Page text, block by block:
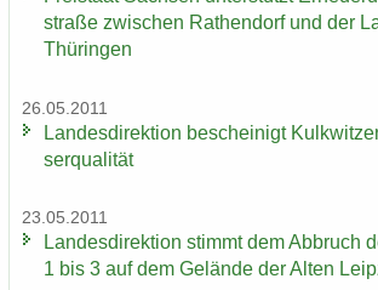
stra­ße zwi­schen Ra­then­dorf und der
Thü­rin­gen
26.05.2011
Lan­des­di­rek­ti­on be­schei­nigt
ser­qua­li­tät
23.05.2011
Lan­des­di­rek­ti­on stimmt dem Ab­bruch
1 bis 3 auf dem Ge­län­de der Alten